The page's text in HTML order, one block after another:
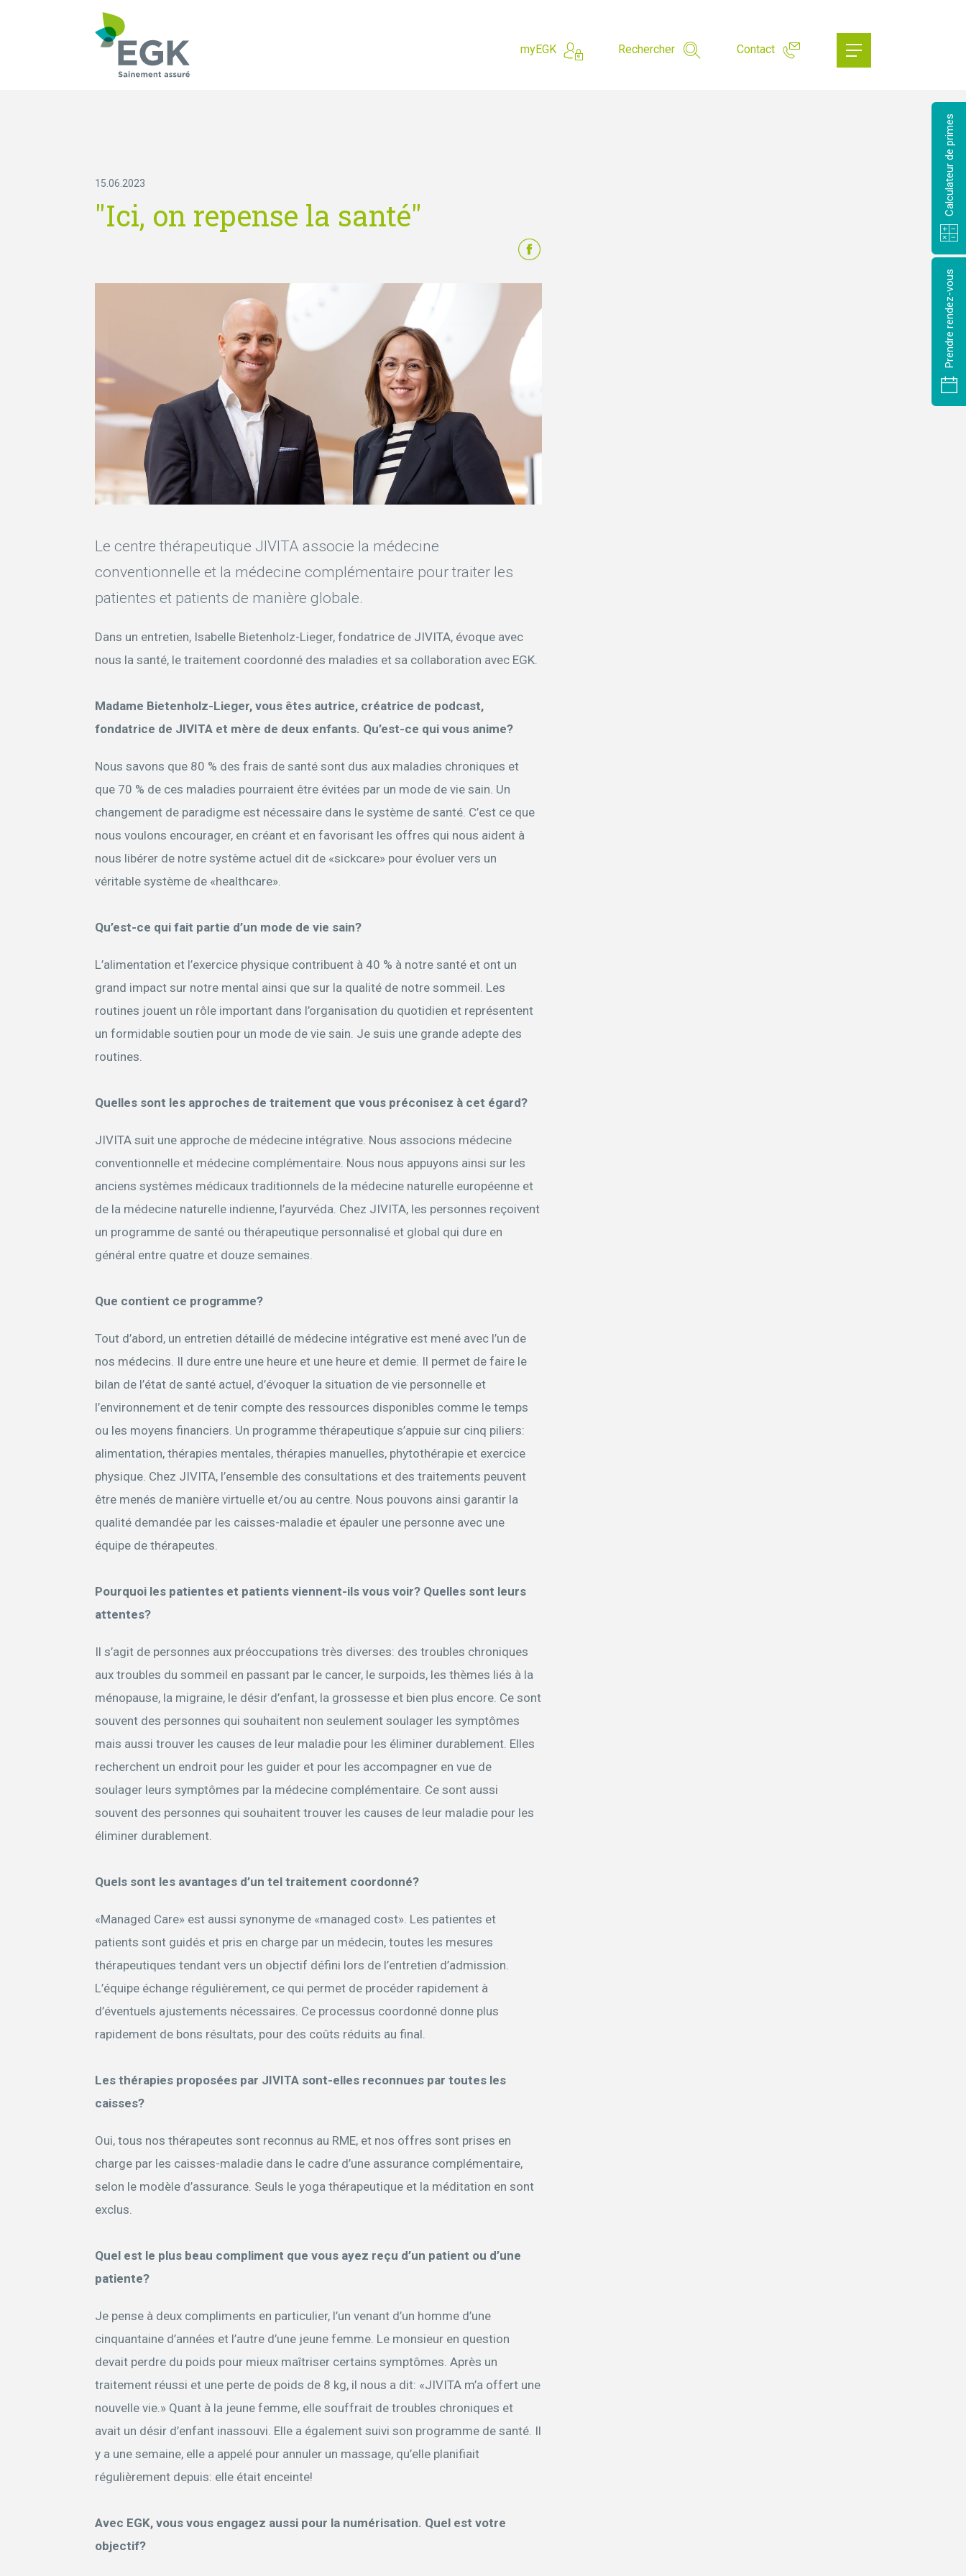
Calculateur de primes
Prendre rendez-vous
myEGK Rechercher Contact
15.06.2023
"Ici, on repense la santé"
Le centre thérapeutique JIVITA associe la médecine
conventionnelle et la médecine complémentaire pour traiter les
patientes et patients de manière globale.
Dans un entretien, Isabelle Bietenholz-Lieger, fondatrice de JIVITA, évoque avec
nous la santé, le traitement coordonné des maladies et sa collaboration avec EGK.
Madame Bietenholz-Lieger, vous êtes autrice, créatrice de podcast,
fondatrice de JIVITA et mère de deux enfants. Qu’est-ce qui vous anime?
Nous savons que 80 % des frais de santé sont dus aux maladies chroniques et
que 70 % de ces maladies pourraient être évitées par un mode de vie sain. Un
changement de paradigme est nécessaire dans le système de santé. C’est ce que
nous voulons encourager, en créant et en favorisant les offres qui nous aident à
nous libérer de notre système actuel dit de «sickcare» pour évoluer vers un
véritable système de «healthcare».
Qu’est-ce qui fait partie d’un mode de vie sain?
L’alimentation et l’exercice physique contribuent à 40 % à notre santé et ont un
grand impact sur notre mental ainsi que sur la qualité de notre sommeil. Les
routines jouent un rôle important dans l’organisation du quotidien et représentent
un formidable soutien pour un mode de vie sain. Je suis une grande adepte des
routines.
Quelles sont les approches de traitement que vous préconisez à cet égard?
JIVITA suit une approche de médecine intégrative. Nous associons médecine
conventionnelle et médecine complémentaire. Nous nous appuyons ainsi sur les
anciens systèmes médicaux traditionnels de la médecine naturelle européenne et
de la médecine naturelle indienne, l’ayurvéda. Chez JIVITA, les personnes reçoivent
un programme de santé ou thérapeutique personnalisé et global qui dure en
général entre quatre et douze semaines.
Que contient ce programme?
Tout d’abord, un entretien détaillé de médecine intégrative est mené avec l’un de
nos médecins. Il dure entre une heure et une heure et demie. Il permet de faire le
bilan de l’état de santé actuel, d’évoquer la situation de vie personnelle et
l’environnement et de tenir compte des ressources disponibles comme le temps
ou les moyens financiers. Un programme thérapeutique s’appuie sur cinq piliers:
alimentation, thérapies mentales, thérapies manuelles, phytothérapie et exercice
physique. Chez JIVITA, l’ensemble des consultations et des traitements peuvent
être menés de manière virtuelle et/ou au centre. Nous pouvons ainsi garantir la
qualité demandée par les caisses-maladie et épauler une personne avec une
équipe de thérapeutes.
Pourquoi les patientes et patients viennent-ils vous voir? Quelles sont leurs
attentes?
Il s’agit de personnes aux préoccupations très diverses: des troubles chroniques
aux troubles du sommeil en passant par le cancer, le surpoids, les thèmes liés à la
ménopause, la migraine, le désir d’enfant, la grossesse et bien plus encore. Ce sont
souvent des personnes qui souhaitent non seulement soulager les symptômes
mais aussi trouver les causes de leur maladie pour les éliminer durablement. Elles
recherchent un endroit pour les guider et pour les accompagner en vue de
soulager leurs symptômes par la médecine complémentaire. Ce sont aussi
souvent des personnes qui souhaitent trouver les causes de leur maladie pour les
éliminer durablement.
Quels sont les avantages d’un tel traitement coordonné?
«Managed Care» est aussi synonyme de «managed cost». Les patientes et
patients sont guidés et pris en charge par un médecin, toutes les mesures
thérapeutiques tendant vers un objectif défini lors de l’entretien d’admission.
L’équipe échange régulièrement, ce qui permet de procéder rapidement à
d’éventuels ajustements nécessaires. Ce processus coordonné donne plus
rapidement de bons résultats, pour des coûts réduits au final.
Les thérapies proposées par JIVITA sont-elles reconnues par toutes les
caisses?
Oui, tous nos thérapeutes sont reconnus au RME, et nos offres sont prises en
charge par les caisses-maladie dans le cadre d’une assurance complémentaire,
selon le modèle d’assurance. Seuls le yoga thérapeutique et la méditation en sont
exclus.
Quel est le plus beau compliment que vous ayez reçu d’un patient ou d’une
patiente?
Je pense à deux compliments en particulier, l’un venant d’un homme d’une
cinquantaine d’années et l’autre d’une jeune femme. Le monsieur en question
devait perdre du poids pour mieux maîtriser certains symptômes. Après un
traitement réussi et une perte de poids de 8 kg, il nous a dit: «JIVITA m’a offert une
nouvelle vie.» Quant à la jeune femme, elle souffrait de troubles chroniques et
avait un désir d’enfant inassouvi. Elle a également suivi son programme de santé. Il
y a une semaine, elle a appelé pour annuler un massage, qu’elle planifiait
régulièrement depuis: elle était enceinte!
Avec EGK, vous vous engagez aussi pour la numérisation. Quel est votre
objectif?
Qu'est-ce que vous cherchez?